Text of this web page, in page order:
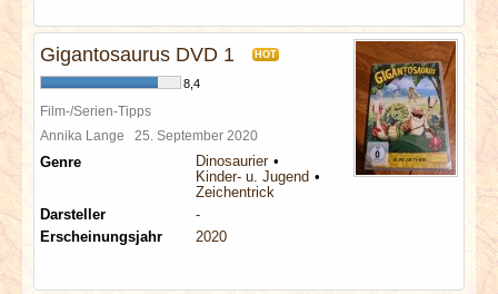
Gigantosaurus DVD 1 HOT
8,4
Film-/Serien-Tipps
Annika Lange 25. September 2020
Genre
Dinosaurier
Kinder- u. Jugend
Zeichentrick
Darsteller
-
Erscheinungsjahr
2020